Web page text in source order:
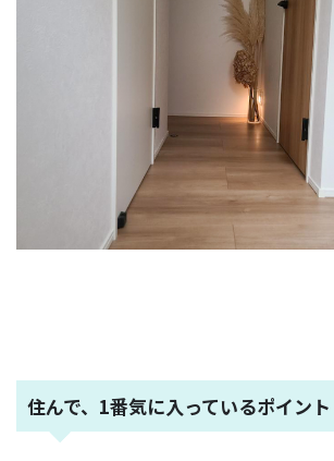
住んで、1番気に入っているポイント